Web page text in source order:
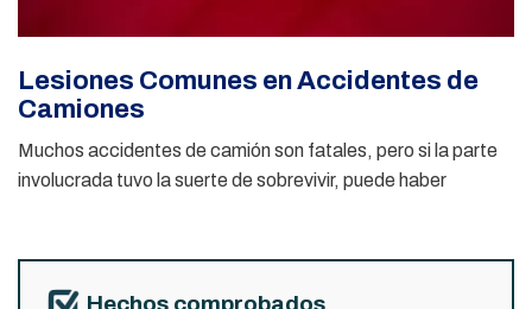
Lesiones Comunes en Accidentes de
Camiones
Muchos accidentes de camión son fatales, pero si la parte
involucrada tuvo la suerte de sobrevivir, puede haber
Hechos comprobados